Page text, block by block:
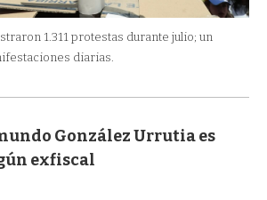
1.311 protestas durante julio; un
diarias.
González Urrutia es
exfiscal